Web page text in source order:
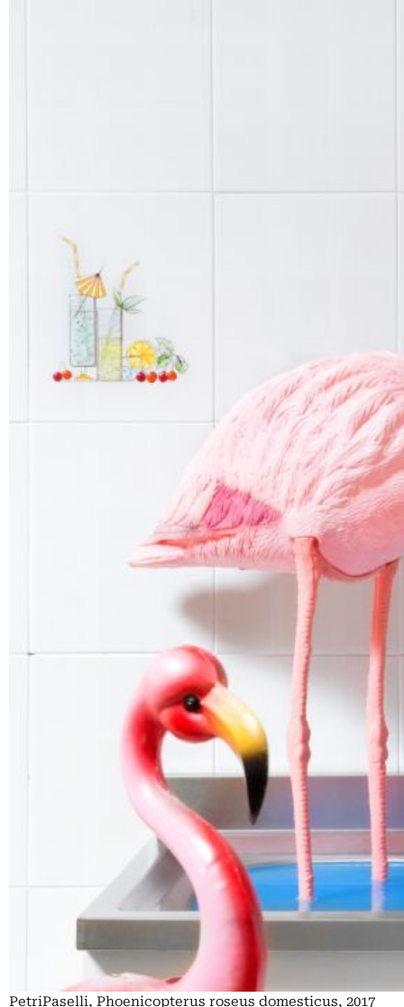
PetriPaselli, Phoenicopterus roseus domesticus, 2017